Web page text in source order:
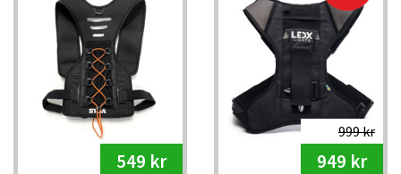
549 kr
999 kr
949 kr